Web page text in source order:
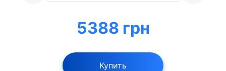
5388 грн
Купить